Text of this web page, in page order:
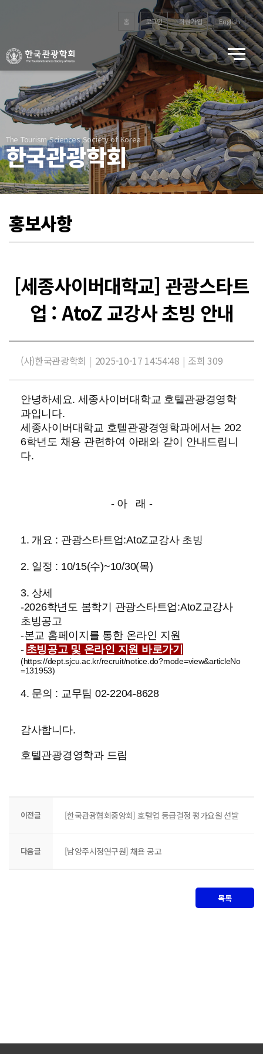
홈 로그인 회원가입 English
The Tourism Sciences Society of Korea
한국관광학회
홍보사항
[세종사이버대학교] 관광스타트
업 : AtoZ 교강사 초빙 안내
(사)한국관광학회 | 2025-10-17 14:54:48 | 조회 309
안녕하세요. 세종사이버대학교 호텔관광경영학
과입니다.
세종사이버대학교 호텔관광경영학과에서는 202
6학년도 채용 관련하여 아래와 같이 안내드립니
다.
- 아 래 -
1. 개요 : 관광스타트업:AtoZ교강사 초빙
2. 일정 : 10/15(수)~10/30(목)
3. 상세
-2026학년도 봄학기 관광스타트업:AtoZ교강사
초빙공고
-본교 홈페이지를 통한 온라인 지원
- 초빙공고 및 온라인 지원 바로가기
(https://dept.sjcu.ac.kr/recruit/notice.do?mode=view&articleNo
=131953)
4. 문의 : 교무팀 02-2204-8628
감사합니다.
호텔관광경영학과 드림
이전글 [한국관광협회중앙회] 호텔업 등급결정 평가요원 선발
다음글 [남양주시정연구원] 채용 공고
목록